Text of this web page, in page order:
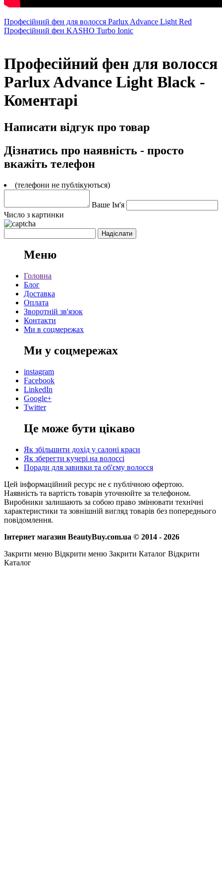
Професійний фен для волосся Parlux Advance Light Red
Професійний фен KASHO Turbo Ionic
Професійний фен для волосся
Parlux Advance Light Black -
Коментарі
Написати відгук про товар
Дізнатись про наявність - просто
вкажіть телефон
(телефони не публікуються)
Ваше Ім'я
Число з картинки
Меню
Головна
Блог
Доставка
Оплата
Зворотній зв'язок
Контакти
Ми в соцмережах
Ми у соцмережах
instagram
Facebook
LinkedIn
Google+
Twitter
Це може бути цікаво
Як збільшити дохід у салоні краси
Як зберегти кучері на волоссі
Поради для завивки та об'єму волосся
Цей інформаційний ресурс не є публічною офертою.
Наявність та вартість товарів уточнюйте за телефоном.
Виробники залишають за собою право змінювати технічні
характеристики та зовнішній вигляд товарів без попереднього
повідомлення.
Інтернет магазин BeautyBuy.com.ua © 2014 - 2026
Закрити меню Відкрити меню Закрити Каталог Відкрити
Каталог